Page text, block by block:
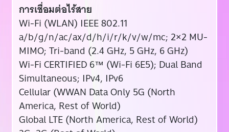
การเชื่อมต่อไร้สาย
Wi-Fi (WLAN) IEEE 802.11
a/b/g/n/ac/ax/d/h/i/r/k/v/w/mc; 2×2 MU-
MIMO; Tri-band (2.4 GHz, 5 GHz, 6 GHz)
Wi-Fi CERTIFIED 6™ (Wi-Fi 6E5); Dual Band
Simultaneous; IPv4, IPv6
Cellular (WWAN Data Only 5G (North
America, Rest of World)
Global LTE (North America, Rest of World)